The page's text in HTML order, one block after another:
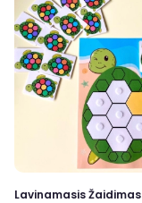
Lavinamasis Žaidimas